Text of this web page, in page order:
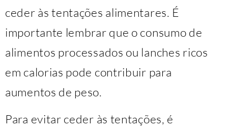
ceder às tentações alimentares. É
importante lembrar que o consumo de
alimentos processados ou lanches ricos
em calorias pode contribuir para
aumentos de peso.
Para evitar ceder às tentações, é